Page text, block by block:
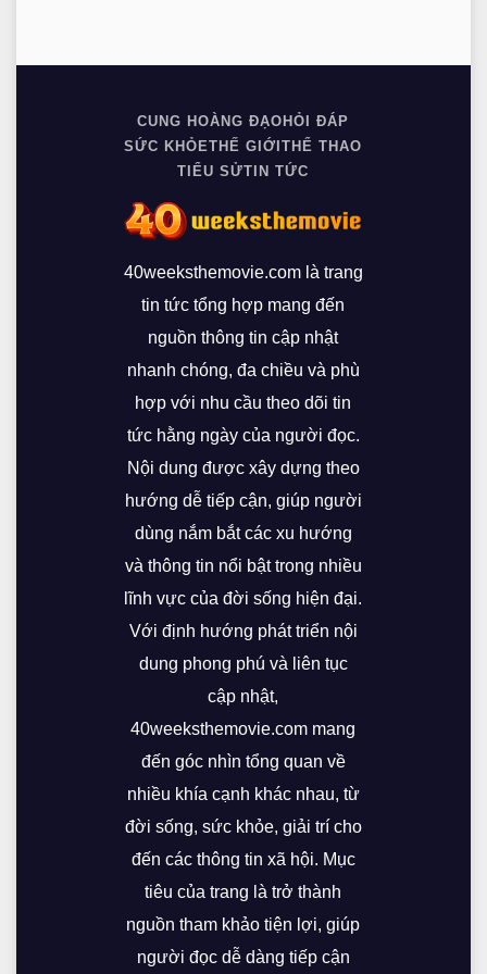
CUNG HOÀNG ĐẠOHỎI ĐÁP
SỨC KHỎETHẾ GIỚITHỂ THAO
TIỂU SỬTIN TỨC
40weeksthemovie.com là trang
tin tức tổng hợp mang đến
nguồn thông tin cập nhật
nhanh chóng, đa chiều và phù
hợp với nhu cầu theo dõi tin
tức hằng ngày của người đọc.
Nội dung được xây dựng theo
hướng dễ tiếp cận, giúp người
dùng nắm bắt các xu hướng
và thông tin nổi bật trong nhiều
lĩnh vực của đời sống hiện đại.
Với định hướng phát triển nội
dung phong phú và liên tục
cập nhật,
40weeksthemovie.com mang
đến góc nhìn tổng quan về
nhiều khía cạnh khác nhau, từ
đời sống, sức khỏe, giải trí cho
đến các thông tin xã hội. Mục
tiêu của trang là trở thành
nguồn tham khảo tiện lợi, giúp
người đọc dễ dàng tiếp cận